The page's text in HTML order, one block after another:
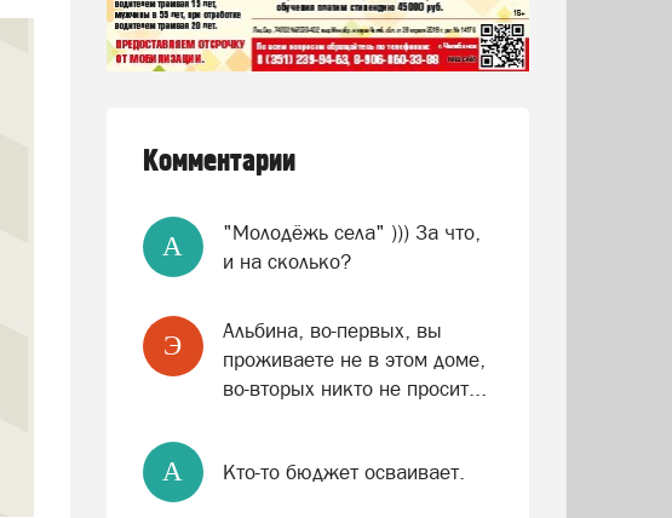
Комментарии
A
"Молодёжь села" ))) За что,
и на сколько?
Э
Альбина, во-первых, вы
проживаете не в этом доме,
во-вторых никто не просит...
A Кто-то бюджет осваивает.